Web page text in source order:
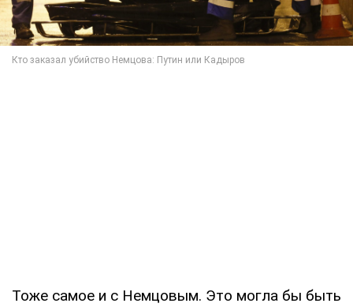
Тоже самое и с Немцовым. Это могла бы быть